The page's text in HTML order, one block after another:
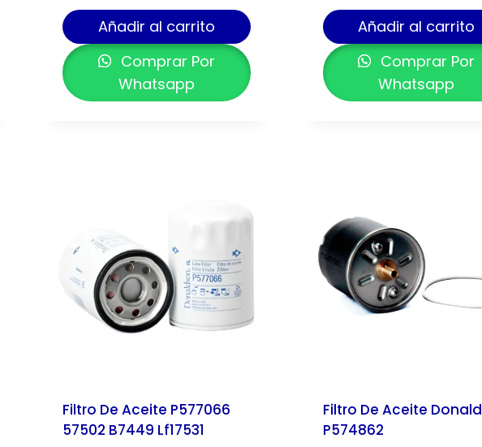
Añadir al carrito
Comprar Por
Whatsapp
Añadir al carrito
Comprar Por
Whatsapp
Filtro De Aceite P577066
57502 B7449 Lf17531
Filtro De Aceite
P574862